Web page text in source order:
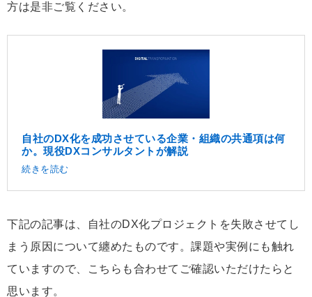
方は是非ご覧ください。
自社のDX化を成功させている企業・組織の共通項は何
か。現役DXコンサルタントが解説
続きを読む
下記の記事は、自社のDX化プロジェクトを失敗させてし
まう原因について纏めたものです。課題や実例にも触れ
ていますので、こちらも合わせてご確認いただけたらと
思います。